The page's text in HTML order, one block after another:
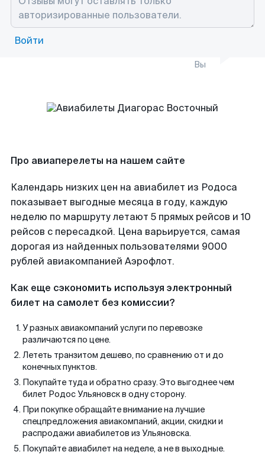
Войти
Вы
Про авиаперелеты на нашем сайте
Календарь низких цен на авиабилет из Родоса
показывает выгодные месяца в году, каждую
неделю по маршруту летают 5 прямых рейсов и 10
рейсов с пересадкой. Цена варьируется, самая
дорогая из найденных пользователями 9000
рублей авиакомпанией Аэрофлот.
Как еще сэкономить используя электронный
билет на самолет без комиссии?
У разных авиакомпаний услуги по перевозке
различаются по цене.
Лететь транзитом дешево, по сравнению от и до
конечных пунктов.
Покупайте туда и обратно сразу. Это выгоднее чем
билет Родос Ульяновск в одну сторону.
При покупке обращайте внимание на лучшие
спецпредложения авиакомпаний, акции, скидки и
распродажи авиабилетов из Ульяновска.
Покупайте авиабилет на неделе, а не в выходные.